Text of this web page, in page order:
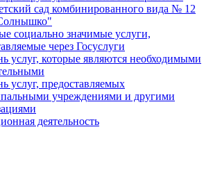
сад комбинированного вида № 12
социально значимые услуги,
через Госуслуги
услуг, которые являются необходимыми
услуг, предоставляемых
учреждениями и другими
деятельность